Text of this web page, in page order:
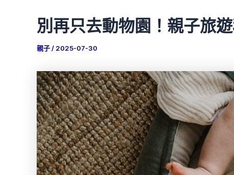
別再只去動物園！親子旅
親子/ 2025-07-30